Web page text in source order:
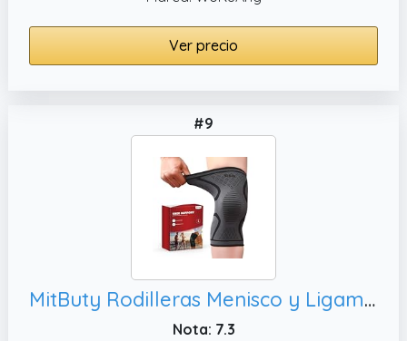
Ver precio
#9
MitButy Rodilleras Menisco y Ligamento – Para Gym, Senderismo y Gimnasio – Soporte para Deporte y Actividades Diarias para Hombres y Mujeres - Pack de 2 (M: 42–47 cm)
Nota: 7.3